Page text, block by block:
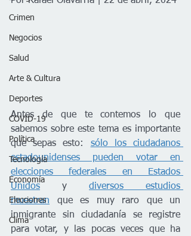
Crimen
Negocios
Salud
Arte & Cultura
Deportes
COVID-19
Política
Tecnología
Economía
Elecciones
Clima
Antes de que te contemos lo que
sabemos sobre este tema es importante
que sepas esto: sólo los ciudadanos
estadounidenses pueden votar en
elecciones federales en Estados
Unidos y diversos estudios
muestran que es muy raro que un
inmigrante sin ciudadanía se registre
para votar, y las pocas veces que ha